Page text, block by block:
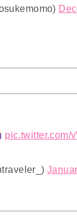
pic.twitter.com/